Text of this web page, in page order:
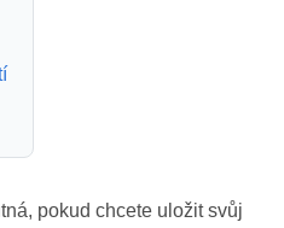
pokud chcete uložit svůj